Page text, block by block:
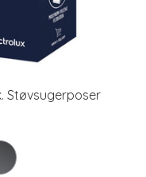
Støvsugerposer